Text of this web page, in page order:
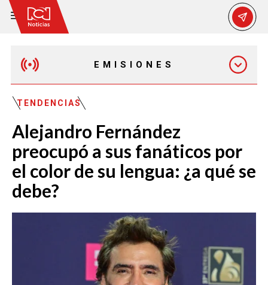
EMISIONES
EMISIÓN 12:30 PM
EMISIÓN 7:00 PM
TENDENCIAS
Alejandro Fernández
preocupó a sus fanáticos por
el color de su lengua: ¿a qué se
debe?